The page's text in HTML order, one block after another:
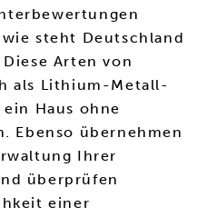
steht Deutschland
Arten von
als Lithium-Metall-
Haus ohne
Ebenso übernehmen
Ihrer
überprüfen
einer